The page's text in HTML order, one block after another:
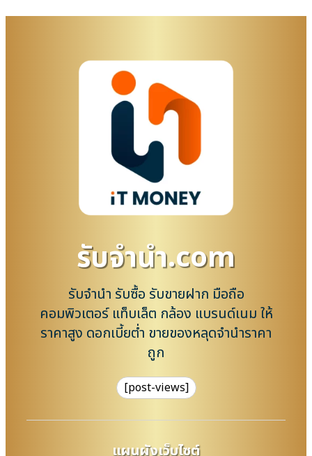
รับจํานํา.com
รับจำนำ รับซื้อ รับขายฝาก มือถือ
คอมพิวเตอร์ แท็บเล็ต กล้อง แบรนด์เนม ให้
ราคาสูง ดอกเบี้ยต่ำ ขายของหลุดจำนำราคา
ถูก
[post-views]
แผนผังเว็บไซต์